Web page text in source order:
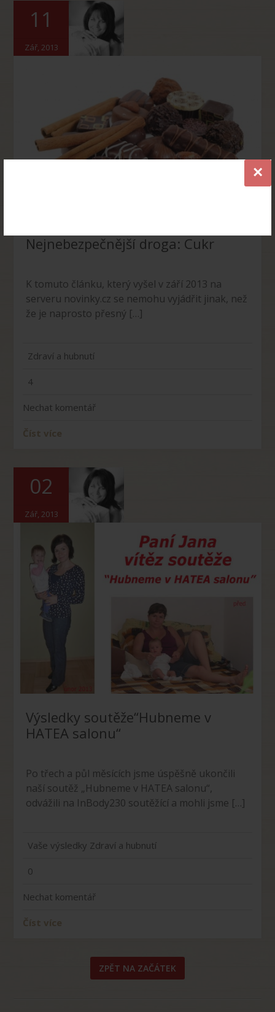
×
11
Zář, 2013
Nejnebezpečnější droga: Cukr
K tomuto článku, který vyšel v září 2013 na
serveru novinky.cz se nemohu vyjádřit jinak, než
že je naprosto přesný […]
Zdraví a hubnutí
4
Nechat komentář
Číst více
02
Zář, 2013
Výsledky soutěže“Hubneme v
HATEA salonu“
Po třech a půl měsících jsme úspěšně ukončili
naší soutěž „Hubneme v HATEA salonu“,
odvážili na InBody230 soutěžící a mohli jsme […]
Vaše výsledky Zdraví a hubnutí
0
Nechat komentář
Číst více
ZPĚT NA ZAČÁTEK